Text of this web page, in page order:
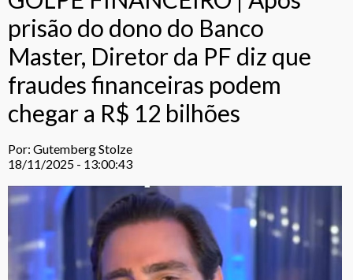
prisão do dono do Banco
Master, Diretor da PF diz que
fraudes financeiras podem
chegar a R$ 12 bilhões
Por: Gutemberg Stolze
18/11/2025 - 13:00:43